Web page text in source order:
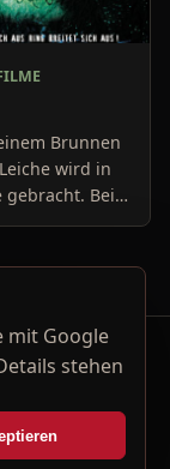
Brunnen
wird in
gebracht. Bei
wird
den leblosen
und Genre-
mit Google
stehen